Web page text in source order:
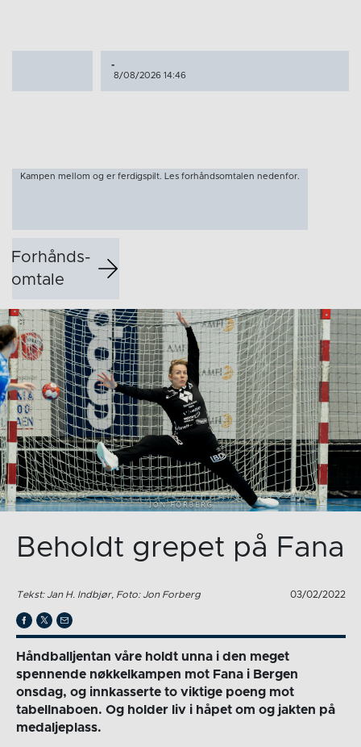
-
8/08/2026 14:46
Kampen mellom og er ferdigspilt. Les forhåndsomtalen nedenfor.
Forhånds­
omtale
Beholdt grepet på Fana
Tekst: Jan H. Indbjør, Foto: Jon Forberg 03/02/2022
Håndballjentan våre holdt unna i den meget
spennende nøkkelkampen mot Fana i Bergen
onsdag, og innkasserte to viktige poeng mot
tabellnaboen. Og holder liv i håpet om og jakten på
medaljeplass.